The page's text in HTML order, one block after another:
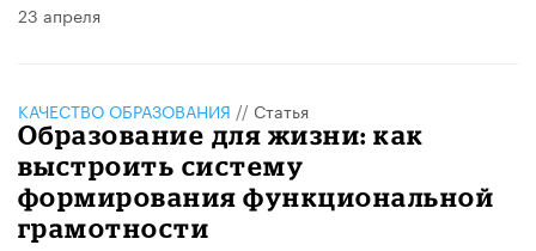
23 апреля
КАЧЕСТВО ОБРАЗОВАНИЯ // Статья
Образование для жизни: как
выстроить систему
формирования функциональной
грамотности